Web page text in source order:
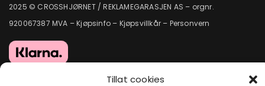
Tillat cookies
2025 © CROSSHJØRNET / REKLAMEGARASJEN AS – orgnr.
920067387 MVA –Kjøpsinfo – Kjøpsvillkår – Personvern